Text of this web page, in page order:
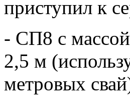
приступил к
- СП8 с
2,5 м
метровых